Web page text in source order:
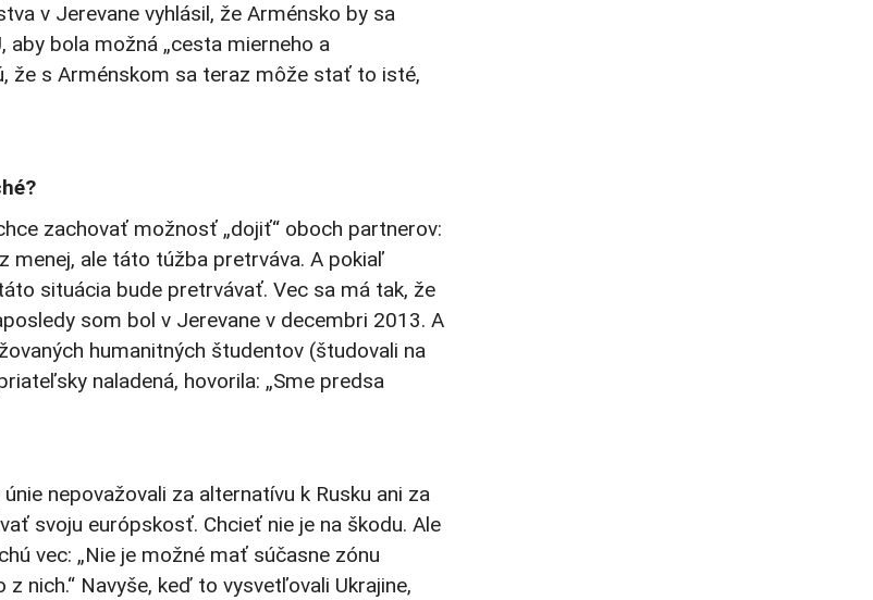
v Jerevane vyhlásil, že Arménsko by sa
aby bola možná „cesta mierneho a
že s Arménskom sa teraz môže stať to isté,
zachovať možnosť „dojiť“ oboch partnerov:
menej, ale táto túžba pretrváva. A pokiaľ
situácia bude pretrvávať. Vec sa má tak, že
som bol v Jerevane v decembri 2013. A
humanitných študentov (študovali na
naladená, hovorila: „Sme predsa
nepovažovali za alternatívu k Rusku ani za
svoju európskosť. Chcieť nie je na škodu. Ale
vec: „Nie je možné mať súčasne zónu
nich.“ Navyše, keď to vysvetľovali Ukrajine,